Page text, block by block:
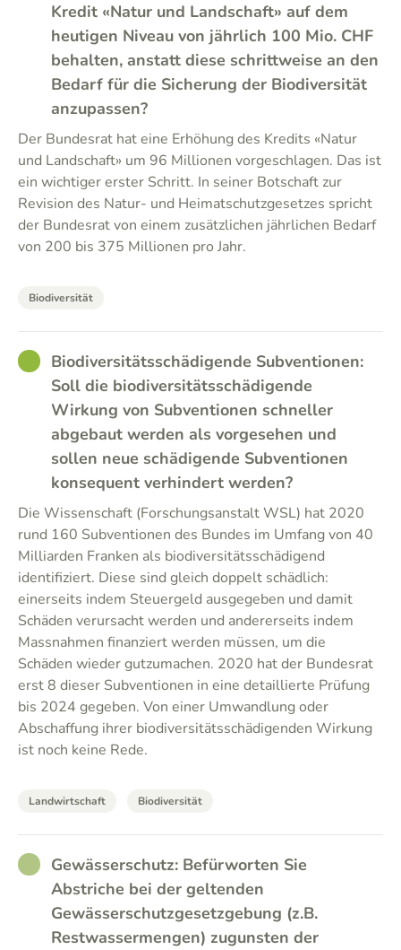
Kredit «Natur und Landschaft» auf dem
heutigen Niveau von jährlich 100 Mio. CHF
behalten, anstatt diese schrittweise an den
Bedarf für die Sicherung der Biodiversität
anzupassen?
Der Bundesrat hat eine Erhöhung des Kredits «Natur
und Landschaft» um 96 Millionen vorgeschlagen. Das ist
ein wichtiger erster Schritt. In seiner Botschaft zur
Revision des Natur- und Heimatschutzgesetzes spricht
der Bundesrat von einem zusätzlichen jährlichen Bedarf
von 200 bis 375 Millionen pro Jahr.
Biodiversität
GOODBiodiversitätsschädigende Subventionen:
Soll die biodiversitätsschädigende
Wirkung von Subventionen schneller
abgebaut werden als vorgesehen und
sollen neue schädigende Subventionen
konsequent verhindert werden?
Die Wissenschaft (Forschungsanstalt WSL) hat 2020
rund 160 Subventionen des Bundes im Umfang von 40
Milliarden Franken als biodiversitätsschädigend
identifiziert. Diese sind gleich doppelt schädlich:
einerseits indem Steuergeld ausgegeben und damit
Schäden verursacht werden und andererseits indem
Massnahmen finanziert werden müssen, um die
Schäden wieder gutzumachen. 2020 hat der Bundesrat
erst 8 dieser Subventionen in eine detaillierte Prüfung
bis 2024 gegeben. Von einer Umwandlung oder
Abschaffung ihrer biodiversitätsschädigenden Wirkung
ist noch keine Rede.
Landwirtschaft Biodiversität
RATHER_GOOD
Gewässerschutz: Befürworten Sie
Abstriche bei der geltenden
Gewässerschutzgesetzgebung (z.B.
Restwassermengen) zugunsten der